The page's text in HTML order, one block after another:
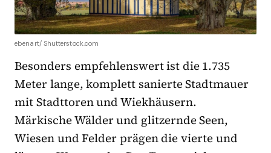
ebenart/ Shutterstock.com
Besonders empfehlenswert ist die 1.735
Meter lange, komplett sanierte Stadtmauer
mit Stadttoren und Wiekhäusern.
Märkische Wälder und glitzernde Seen,
Wiesen und Felder prägen die vierte und